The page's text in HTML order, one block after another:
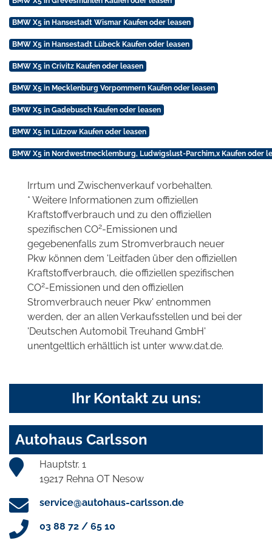
BMW X5 in Hansestadt Wismar Kaufen oder leasen
BMW X5 in Hansestadt Lübeck Kaufen oder leasen
BMW X5 in Crivitz Kaufen oder leasen
BMW X5 in Mecklenburg Vorpommern Kaufen oder leasen
BMW X5 in Gadebusch Kaufen oder leasen
BMW X5 in Lützow Kaufen oder leasen
BMW X5 in Nordwestmecklemburg, Ludwigslust-Parchim,x Kaufen oder
Irrtum und Zwischenverkauf vorbehalten.
* Weitere Informationen zum offiziellen
Kraftstoffverbrauch und zu den offiziellen
spezifischen CO2-Emissionen und
gegebenenfalls zum Stromverbrauch neuer
Pkw können dem 'Leitfaden über den offiziellen
Kraftstoffverbrauch, die offiziellen spezifischen
CO2-Emissionen und den offiziellen
Stromverbrauch neuer Pkw' entnommen
werden, der an allen Verkaufsstellen und bei der
'Deutschen Automobil Treuhand GmbH'
unentgeltlich erhältlich ist unter www.dat.de.
Ihr Kontakt zu uns:
Autohaus Carlsson
Hauptstr. 1
19217 Rehna OT Nesow
service@autohaus-carlsson.de
03 88 72 / 65 10